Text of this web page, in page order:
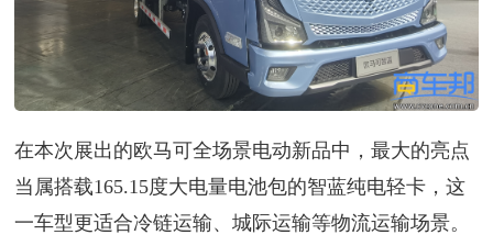
在本次展出的欧马可全场景电动新品中，最大的亮点
当属搭载165.15度大电量电池包的智蓝纯电轻卡，这
一车型更适合冷链运输、城际运输等物流运输场景。